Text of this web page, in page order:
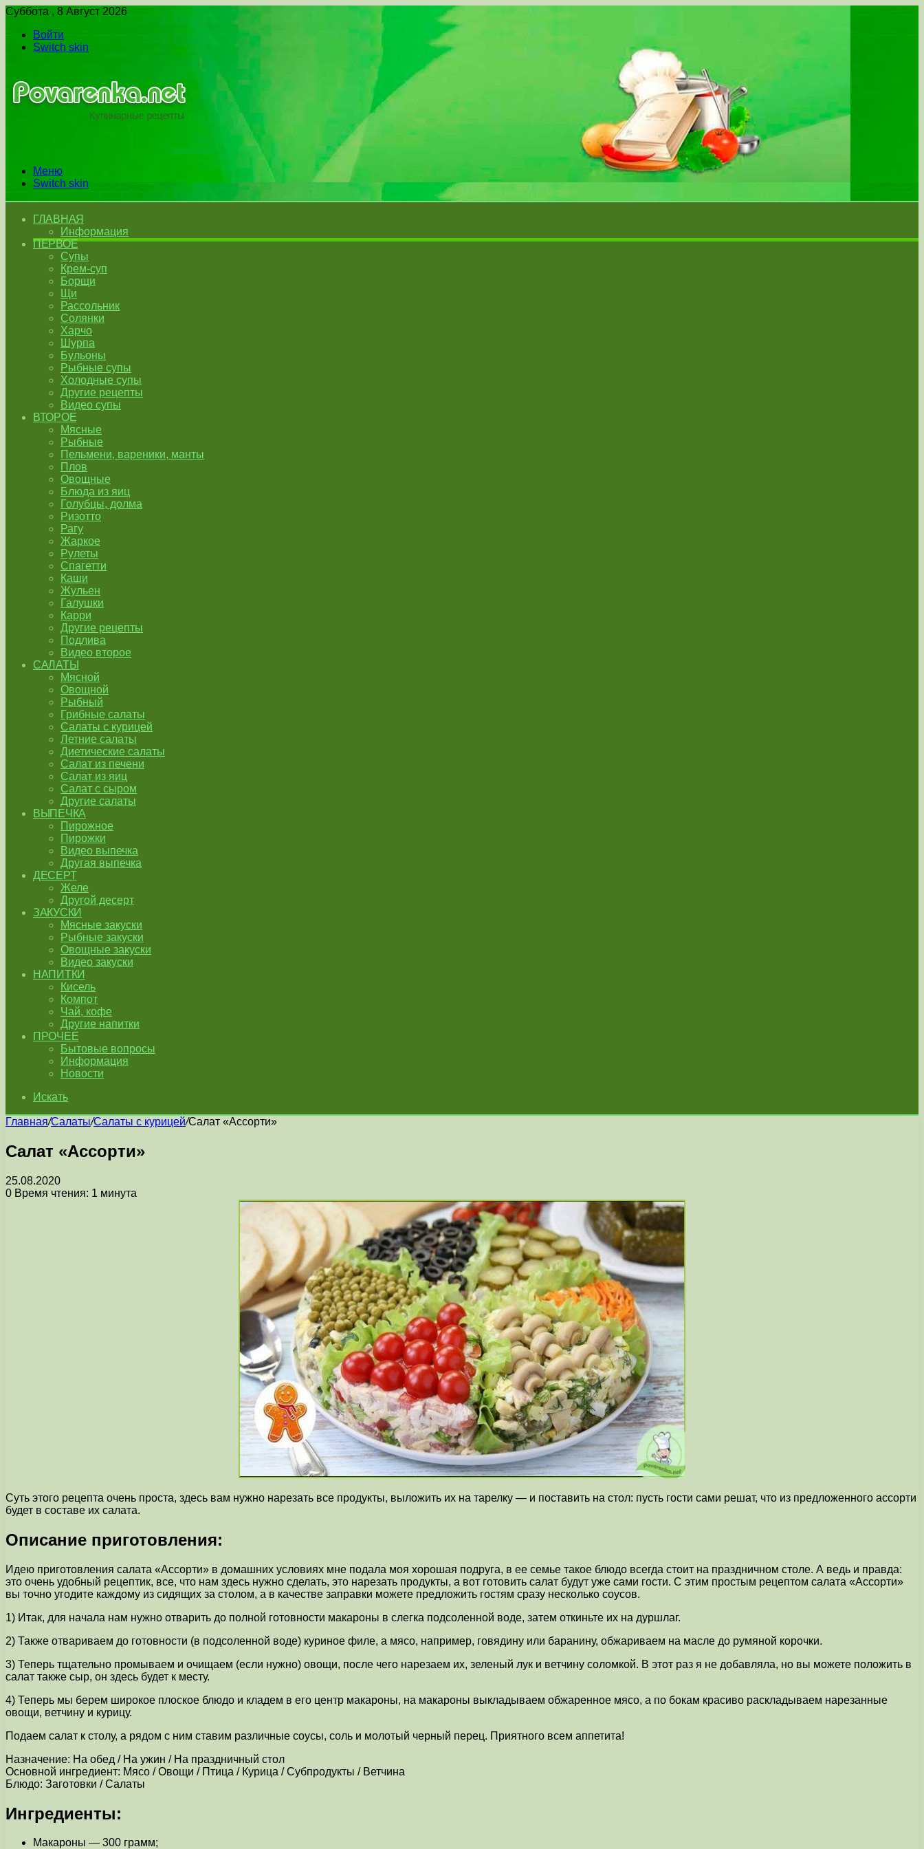
Суббота , 8 Август 2026
Войти
Switch skin
Меню
Switch skin
ГЛАВНАЯ
Информация
ПЕРВОЕ
Супы
Крем-суп
Борщи
Щи
Рассольник
Солянки
Харчо
Шурпа
Бульоны
Рыбные супы
Холодные супы
Другие рецепты
Видео супы
ВТОРОЕ
Мясные
Рыбные
Пельмени, вареники, манты
Плов
Овощные
Блюда из яиц
Голубцы, долма
Ризотто
Рагу
Жаркое
Рулеты
Спагетти
Каши
Жульен
Галушки
Карри
Другие рецепты
Подлива
Видео второе
САЛАТЫ
Мясной
Овощной
Рыбный
Грибные салаты
Салаты с курицей
Летние салаты
Диетические салаты
Салат из печени
Салат из яиц
Салат с сыром
Другие салаты
ВЫПЕЧКА
Пирожное
Пирожки
Видео выпечка
Другая выпечка
ДЕСЕРТ
Желе
Другой десерт
ЗАКУСКИ
Мясные закуски
Рыбные закуски
Овощные закуски
Видео закуски
НАПИТКИ
Кисель
Компот
Чай, кофе
Другие напитки
ПРОЧЕЕ
Бытовые вопросы
Информация
Новости
Искать
Главная/Салаты/Салаты с курицей/Салат «Ассорти»
Салат «Ассорти»
25.08.2020
0 Время чтения: 1 минута
Суть этого рецепта очень проста, здесь вам нужно нарезать все продукты, выложить их на тарелку — и поставить на стол: пусть гости сами решат, что из предложенного ассорти
будет в составе их салата.
Описание приготовления:
Идею приготовления салата «Ассорти» в домашних условиях мне подала моя хорошая подруга, в ее семье такое блюдо всегда стоит на праздничном столе. А ведь и правда:
это очень удобный рецептик, все, что нам здесь нужно сделать, это нарезать продукты, а вот готовить салат будут уже сами гости. С этим простым рецептом салата «Ассорти»
вы точно угодите каждому из сидящих за столом, а в качестве заправки можете предложить гостям сразу несколько соусов.
1) Итак, для начала нам нужно отварить до полной готовности макароны в слегка подсоленной воде, затем откиньте их на дуршлаг.
2) Также отвариваем до готовности (в подсоленной воде) куриное филе, а мясо, например, говядину или баранину, обжариваем на масле до румяной корочки.
3) Теперь тщательно промываем и очищаем (если нужно) овощи, после чего нарезаем их, зеленый лук и ветчину соломкой. В этот раз я не добавляла, но вы можете положить в
салат также сыр, он здесь будет к месту.
4) Теперь мы берем широкое плоское блюдо и кладем в его центр макароны, на макароны выкладываем обжаренное мясо, а по бокам красиво раскладываем нарезанные
овощи, ветчину и курицу.
Подаем салат к столу, а рядом с ним ставим различные соусы, соль и молотый черный перец. Приятного всем аппетита!
Назначение: На обед / На ужин / На праздничный стол
Основной ингредиент: Мясо / Овощи / Птица / Курица / Субпродукты / Ветчина
Блюдо: Заготовки / Салаты
Ингредиенты:
Макароны — 300 грамм;